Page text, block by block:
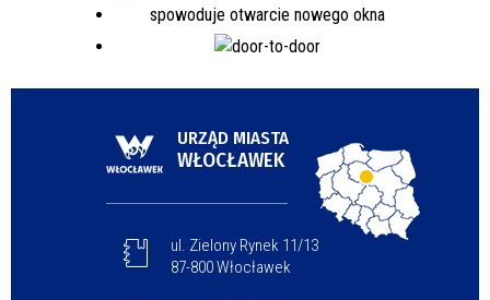
URZĄD MIASTA
WŁOCŁAWEK
ul. Zielony Rynek 11/13
87-800 Włocławek